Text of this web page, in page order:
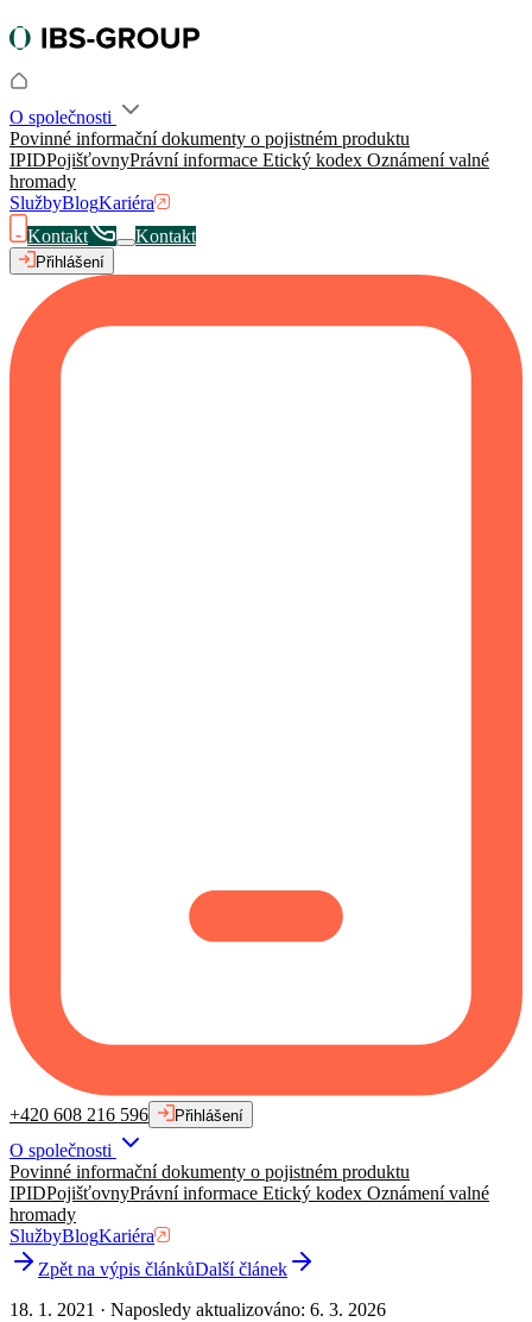
O společnosti
Povinné informační dokumenty o pojistném produktu
IPIDPojišťovnyPrávní informace Etický kodex Oznámení valné
hromady
SlužbyBlogKariéra
Kontakt
Kontakt
Přihlášení
+420 608 216 596 Přihlášení
O společnosti
Povinné informační dokumenty o pojistném produktu
IPIDPojišťovnyPrávní informace Etický kodex Oznámení valné
hromady
SlužbyBlogKariéra
Zpět na výpis článkůDalší článek
18. 1. 2021 · Naposledy aktualizováno: 6. 3. 2026